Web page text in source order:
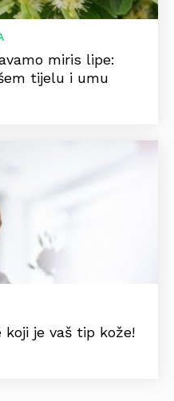
miris lipe:
tijelu i umu
koji je vaš tip kože!